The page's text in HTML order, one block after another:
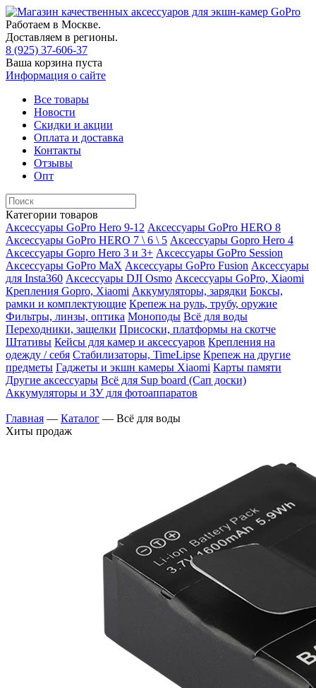
Работаем в Москве.
Доставляем в регионы.
8 (925) 37-606-37
Ваша корзина пуста
Информация о сайте
Все товары
Новости
Скидки и акции
Оплата и доставка
Контакты
Отзывы
Опт
Категории товаров
Аксессуары GoPro Hero 9-12 Аксессуары GoPro HERO 8
Аксессуары GoPro HERO 7 \ 6 \ 5 Аксессуары Gopro Hero 4
Аксессуары Gopro Hero 3 и 3+ Аксессуары GoPro Session
Аксессуары GoPro MaX Аксессуары GoPro Fusion Аксессуары
для Insta360 Аксессуары DJI Osmo Аксессуары GoPro, Xiaomi
Крепления Gopro, Xiaomi Аккумуляторы, зарядки Боксы,
рамки и комплектующие Крепеж на руль, трубу, оружие
Фильтры, линзы, оптика Моноподы Всё для воды
Переходники, защелки Присоски, платформы на скотче
Штативы Кейсы для камер и аксессуаров Крепления на
одежду / себя Cтабилизаторы, TimeLipse Крепеж на другие
предметы Гаджеты и экшн камеры Xiaomi Карты памяти
Другие аксессуары Всё для Sup board (Сап доски)
Аккумуляторы и ЗУ для фотоаппаратов
Главная — Каталог — Всё для воды
Хиты продаж